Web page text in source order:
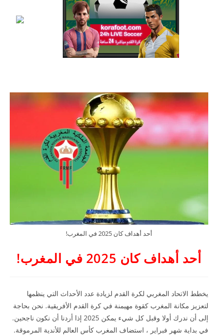
أحد أهداف كان 2025 في المغرب!
أحد أهداف كان 2025 في المغرب!
يخطط الاتحاد المغربي لكرة القدم لزيادة عدد الأحداث التي ينظمها
لتعزيز مكانة المغرب كقوة مهيمنة في كرة القدم الأفريقية. نحن بحاجة
إلى أن ندرك أولا وقبل كل شيء يمكن 2025 إذا أردنا أن نكون ناجحين.
في بداية شهر فبراير ، استضاف المغرب كأس العالم للأندية المرموقة.